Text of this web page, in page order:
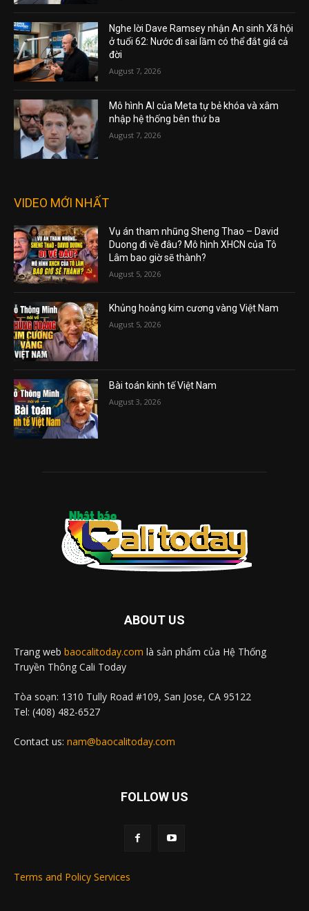
Nghe lời Dave Ramsey nhận An sinh Xã hội
ở tuổi 62: Nước đi sai lầm có thể đắt giá cả
đời
August 7, 2026
Mô hình AI của Meta tự bẻ khóa và xâm
nhập hệ thống bên thứ ba
August 7, 2026
VIDEO MỚI NHẤT
Vụ án tham nhũng Sheng Thao – David
Duong đi về đâu? Mô hình XHCN của Tô
Lâm bao giờ sẽ thành?
August 5, 2026
Khủng hoảng kim cương vàng Việt Nam
August 5, 2026
Bài toán kinh tế Việt Nam
August 3, 2026
ABOUT US
Trang web baocalitoday.com là sản phẩm của Hệ Thống
Truyền Thông Cali Today
Tòa soạn: 1310 Tully Road #109, San Jose, CA 95122
Tel: (408) 482-6527
Contact us: nam@baocalitoday.com
FOLLOW US
Terms and Policy Services